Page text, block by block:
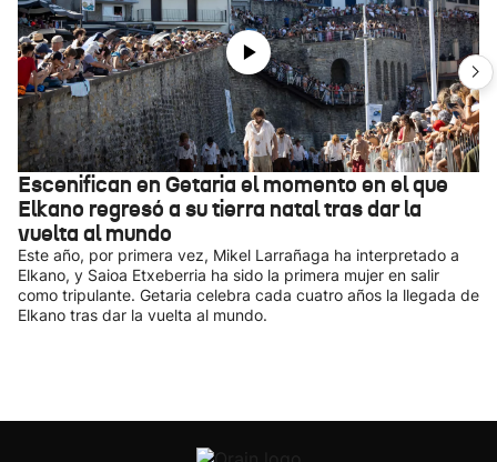
Escenifican en Getaria el momento en el que
Elkano regresó a su tierra natal tras dar la
vuelta al mundo
Este año, por primera vez, Mikel Larrañaga ha interpretado a
Elkano, y Saioa Etxeberria ha sido la primera mujer en salir
como tripulante. Getaria celebra cada cuatro años la llegada de
Elkano tras dar la vuelta al mundo.